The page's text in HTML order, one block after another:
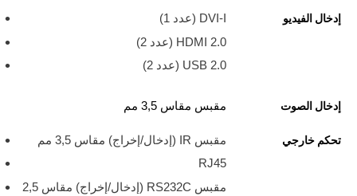
إدخال الفيديو
DVI-I (عدد 1)
HDMI 2.0 ‏(عدد 2)
USB 2.0 ‏(عدد 2)
إدخال الصوت مقبس مقاس 3,5 مم
تحكم خارجي
مقبس IR (إدخال/إخراج) مقاس 3,5 مم
RJ45
مقبس RS232C (إدخال/إخراج) مقاس 2,5